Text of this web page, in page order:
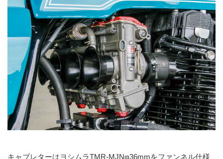
キャブレターはヨシムラTMR-MJNφ36mmをファンネル仕様